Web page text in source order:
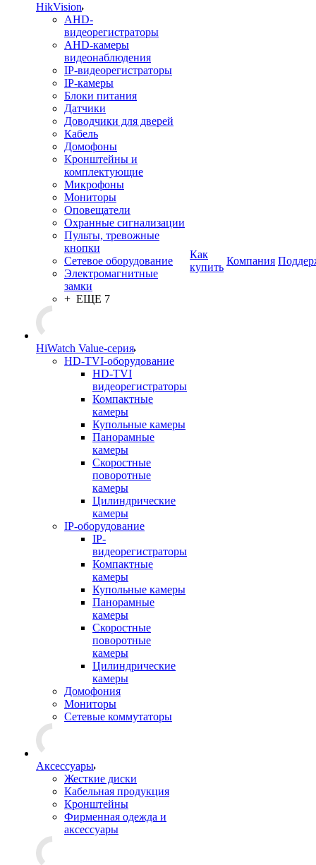
HikVision
AHD-
видеорегистраторы
AHD-камеры
видеонаблюдения
IP-видеорегистраторы
IP-камеры
Блоки питания
Датчики
Доводчики для дверей
Кабель
Домофоны
Кронштейны и
комплектующие
Микрофоны
Мониторы
Оповещатели
Охранные сигнализации
Пульты, тревожные
кнопки
Сетевое оборудование
Электромагнитные
замки
+ ЕЩЕ 7
HiWatch Value-серия
HD-TVI-оборудование
HD-TVI
видеорегистраторы
Компактные
камеры
Купольные камеры
Панорамные
камеры
Скоростные
поворотные
камеры
Цилиндрические
камеры
IP-оборудование
IP-
видеорегистраторы
Компактные
камеры
Купольные камеры
Панорамные
камеры
Скоростные
поворотные
камеры
Цилиндрические
камеры
Домофония
Мониторы
Сетевые коммутаторы
Аксессуары
Жесткие диски
Кабельная продукция
Кронштейны
Фирменная одежда и
аксессуары
Как
купить
Компания